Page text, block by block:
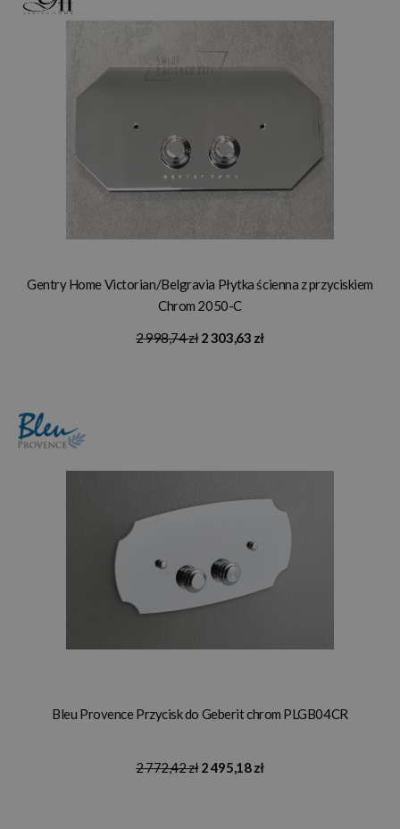
Gentry Home Victorian/Belgravia Płytka ścienna z przyciskiem
Chrom 2050-C
2 998,74 zł 2 303,63 zł
Bleu Provence Przycisk do Geberit chrom PLGB04CR
2 772,42 zł 2 495,18 zł